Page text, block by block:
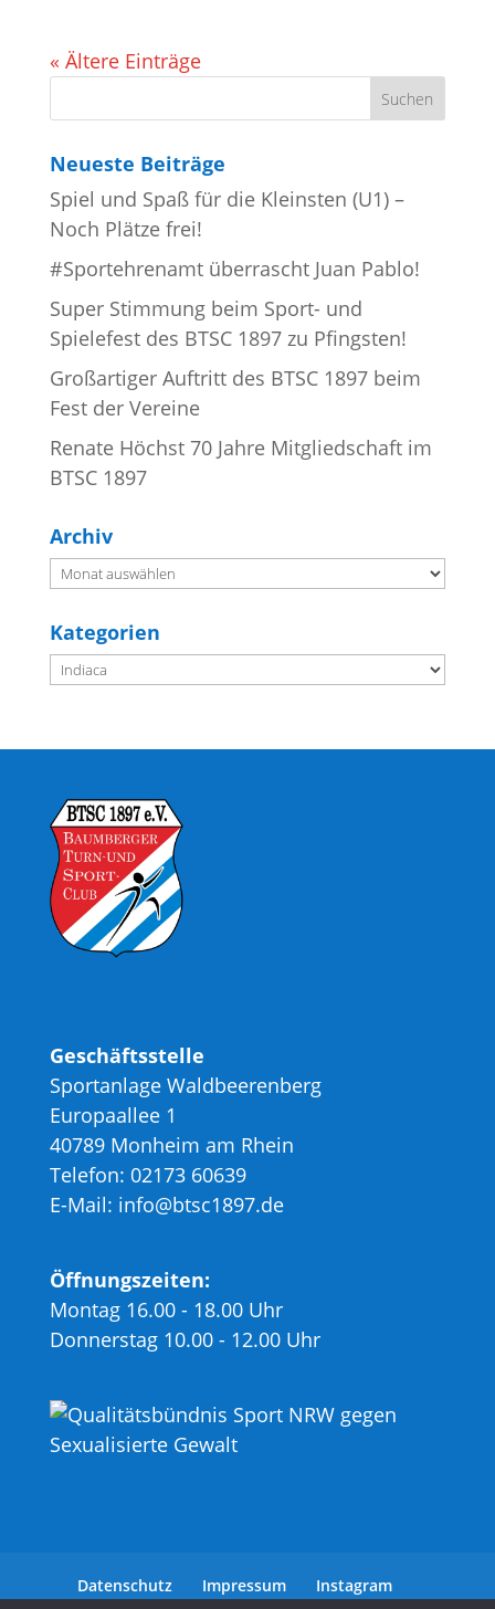
« Ältere Einträge
Neueste Beiträge
Spiel und Spaß für die Kleinsten (U1) –
Noch Plätze frei!
#Sportehrenamt überrascht Juan Pablo!
Super Stimmung beim Sport- und
Spielefest des BTSC 1897 zu Pfingsten!
Großartiger Auftritt des BTSC 1897 beim
Fest der Vereine
Renate Höchst 70 Jahre Mitgliedschaft im
BTSC 1897
Archiv
Archiv
Kategorien
Kategorien
Geschäftsstelle
Sportanlage Waldbeerenberg
Europaallee 1
40789 Monheim am Rhein
Telefon: 02173 60639
E-Mail: info@btsc1897.de
Öffnungszeiten:
Montag 16.00 - 18.00 Uhr
Donnerstag 10.00 - 12.00 Uhr
Datenschutz Impressum
Instagram